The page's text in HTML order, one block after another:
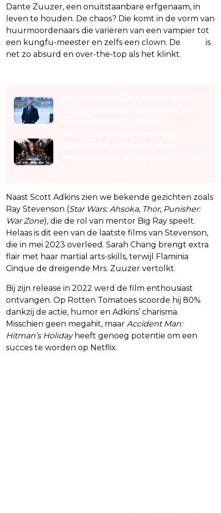
Dante Zuuzer, een onuitstaanbare erfgenaam, in
leven te houden. De chaos? Die komt in de vorm van
huurmoordenaars die variëren van een vampier tot
een kungfu-meester en zelfs een clown. De
is
net zo absurd en over-the-top als het klinkt.
Naast Scott Adkins zien we bekende gezichten zoals
Ray Stevenson (Star Wars: Ahsoka, Thor, Punisher:
War Zone), die de rol van mentor Big Ray speelt.
Helaas is dit een van de laatste films van Stevenson,
die in mei 2023 overleed. Sarah Chang brengt extra
flair met haar martial arts-skills, terwijl Flaminia
Cinque de dreigende Mrs. Zuuzer vertolkt.
Bij zijn release in 2022 werd de film enthousiast
ontvangen. Op Rotten Tomatoes scoorde hij 80%
dankzij de actie, humor en Adkins’ charisma.
Misschien geen megahit, maar Accident Man:
Hitman’s Holidayheeft genoeg potentie om een
succes te worden op Netflix.